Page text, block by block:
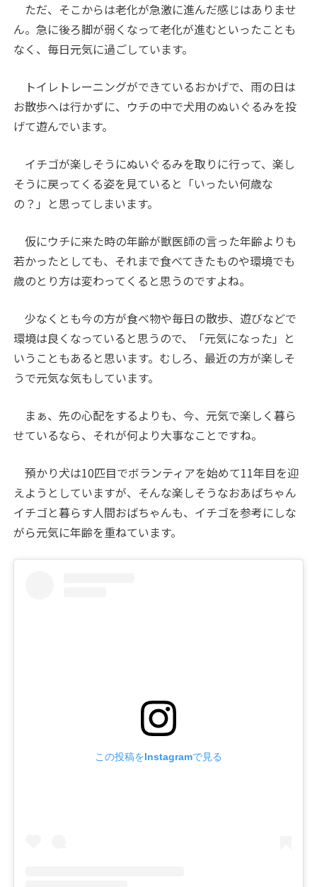
ただ、そこからは老化が急激に進んだ感じはありませ
ん。急に後ろ脚が弱くなって老化が進むといったことも
なく、毎日元気に過ごしています。
トイレトレーニングができているおかげで、雨の日は
お散歩へは行かずに、ウチの中で犬用のぬいぐるみを投
げて遊んでいます。
イチゴが楽しそうにぬいぐるみを取りに行って、楽し
そうに戻ってくる姿を見ていると「いったい何歳な
の？」と思ってしまいます。
仮にウチに来た時の年齢が獣医師の言った年齢よりも
若かったとしても、それまで食べてきたものや環境でも
歳のとり方は変わってくると思うのですよね。
少なくとも今の方が食べ物や毎日の散歩、遊びなどで
環境は良くなっていると思うので、「元気になった」と
いうこともあると思います。むしろ、最近の方が楽しそ
うで元気な気もしています。
まぁ、先の心配をするよりも、今、元気で楽しく暮ら
せているなら、それが何より大事なことですね。
預かり犬は10匹目でボランティアを始めて11年目を迎
えようとしていますが、そんな楽しそうなおあばちゃん
イチゴと暮らす人間おばちゃんも、イチゴを参考にしな
がら元気に年齢を重ねています。
この投稿をInstagramで見る